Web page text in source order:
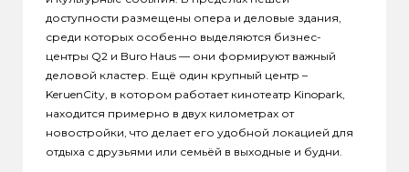
доступности размещены опера и деловые здания,
среди которых особенно выделяются бизнес-
центры Q2 и Buro Haus — они формируют важный
деловой кластер. Ещё один крупный центр –
KeruenCity, в котором работает кинотеатр Kinopark,
находится примерно в двух километрах от
новостройки, что делает его удобной локацией для
отдыха с друзьями или семьёй в выходные и будни.